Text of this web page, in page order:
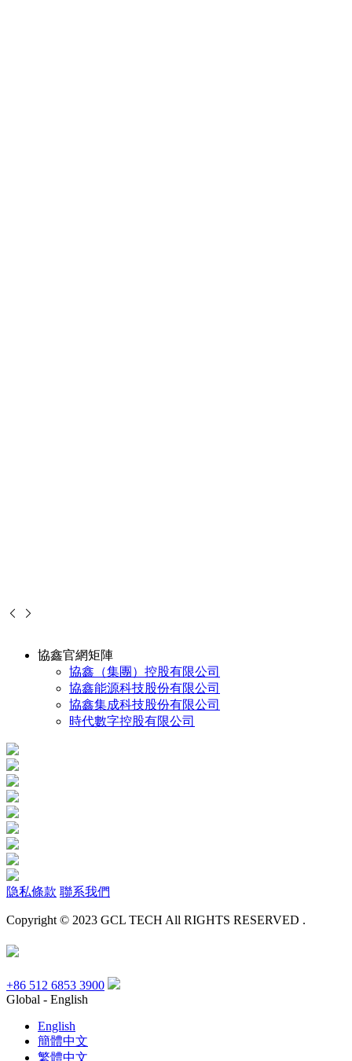
協鑫官網矩陣
協鑫（集團）控股有限公司
協鑫能源科技股份有限公司
協鑫集成科技股份有限公司
時代數字控股有限公司
隐私條款 聯系我們
Copyright © 2023 GCL TECH All RIGHTS RESERVED .
+86 512 6853 3900
Global - English
English
簡體中文
繁體中文